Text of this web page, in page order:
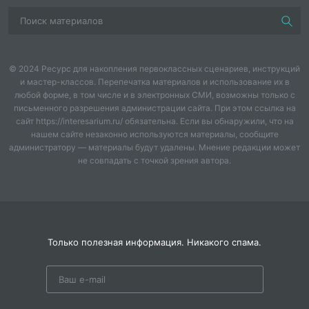
химии.
Шемелёв Юрий Иванович, Заслуженный учитель РФ,
учитель истории и обществознания.
2024 г.
ПРИРОДНО-КЛИМАТИЧЕСКИЕ И СОЦИАЛЬНО-
© 2024 Ресурс для накопления первоклассных сценариев, инструкций
и мастер-классов. Перепечатка материалов и использование их в
любой форме, в том числе и в электронных СМИ, возможны только с
письменного разрешения администрации сайта. При этом ссылка на
сайт https://interesarium.ru/ обязательна. Если вы обнаружили, что на
нашем сайте незаконно используются материалы, сообщите
администратору — материалы будут удалены. Мнение редакции может
не совпадать с точкой зрения автора.
Только полезная информация. Никакого спама.